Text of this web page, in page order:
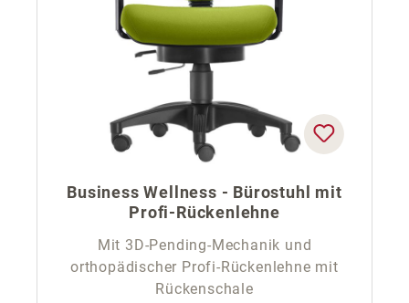
Business Wellness - Bürostuhl mit
Profi-Rückenlehne
Mit 3D-Pending-Mechanik und
orthopädischer Profi-Rückenlehne mit
Rückenschale